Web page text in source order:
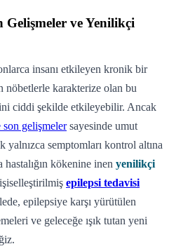
Gelişmeler ve Yenilikçi
insanı etkileyen kronik bir
nöbetlerle karakterize olan bu
ciddi şekilde etkileyebilir. Ancak
gelişmelersayesinde umut
yalnızca semptomları kontrol altına
hastalığın kökenine inen yenilikçi
epilepsi tedavisi
epilepsiye karşı yürütülen
ve geleceğe ışık tutan yeni